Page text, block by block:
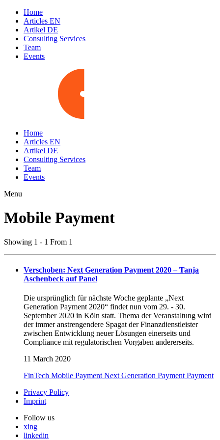
Home
Articles EN
Artikel DE
Consulting Services
Team
Events
Home
Articles EN
Artikel DE
Consulting Services
Team
Events
Menu
Mobile Payment
Showing 1 - 1 From 1
Verschoben: Next Generation Payment 2020 – Tanja
Aschenbeck auf Panel
Die ursprünglich für nächste Woche geplante „Next
Generation Payment 2020“ findet nun vom 29. - 30.
September 2020 in Köln statt. Thema der Veranstaltung wird
der immer anstrengendere Spagat der Finanzdienstleister
zwischen Entwicklung neuer Lösungen einerseits und
Compliance mit regulatorischen Vorgaben andererseits.
11 March 2020
FinTech Mobile Payment Next Generation Payment Payment
Privacy Policy
Imprint
Follow us
xing
linkedin